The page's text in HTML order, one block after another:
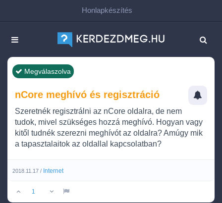
Honlapkészítés
Megválaszolva
nCore meghívó és regisztráció
Szeretnék regisztrálni az nCore oldalra, de nem
tudok, mivel szükséges hozzá meghívó. Hogyan vagy
kitől tudnék szerezni meghívót az oldalra? Amúgy mik
a tapasztalaitok az oldallal kapcsolatban?
2018.11.17 / Internet
1